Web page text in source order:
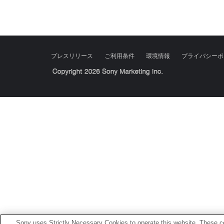
プレスリリース ご利用条件 環境情報 プライバシー
Sony Corporation, Sony Marketing Inc.